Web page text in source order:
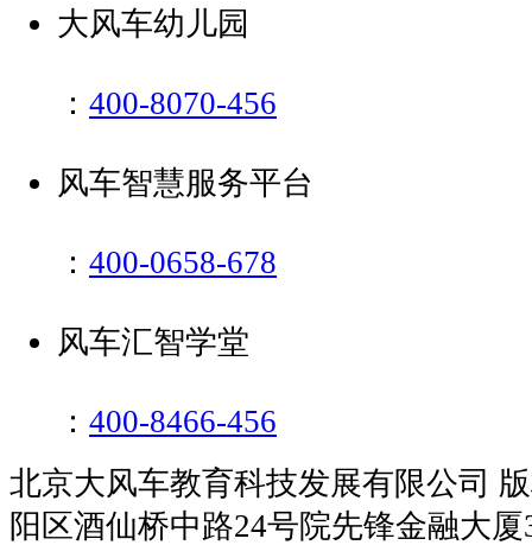
大风车幼儿园
： 400-8070-456
风车智慧服务平台
： 400-0658-678
风车汇智学堂
： 400-8466-456
北京大风车教育科技发展有限公司
阳区酒仙桥中路24号院先锋金融大厦